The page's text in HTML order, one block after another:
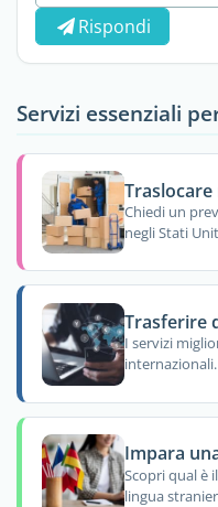
Rispondi
Servizi essenziali
Chiedi un
negli Stati
Trasferire
I servizi
internazionali.
Impara
Scopri qual è
lingua